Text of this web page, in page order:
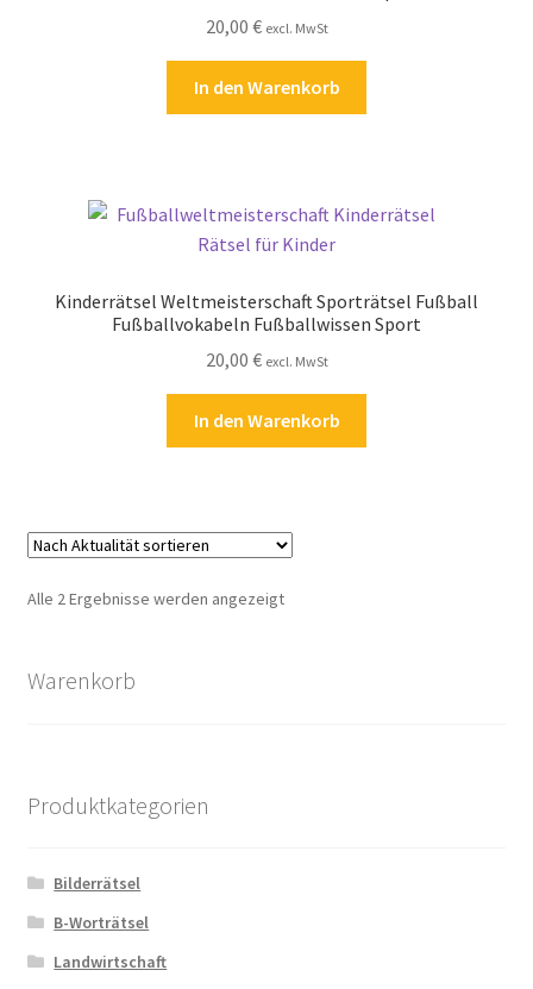
Mein Konto
Widerrufsbelehrung
Zahlungsarten
20,00 € excl. MwSt
In den Warenkorb
Kinderrätsel Weltmeisterschaft Sporträtsel Fußball
Fußballvokabeln Fußballwissen Sport
20,00 € excl. MwSt
In den Warenkorb
Alle 2 Ergebnisse werden angezeigtNach
Warenkorb
Produktkategorien
Bilderrätsel
B-Worträtsel
Landwirtschaft